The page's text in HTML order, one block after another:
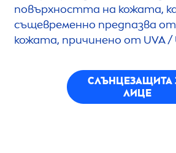
повърхността на кожата,
същевременно предпазва
кожата, причинено от UVA /
СЛЪНЦЕЗАЩИТА
ЛИЦЕ